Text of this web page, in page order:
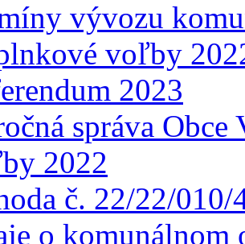
vývozu
voľby
2023
správa
2022
č. 22/22/
o komunálnom